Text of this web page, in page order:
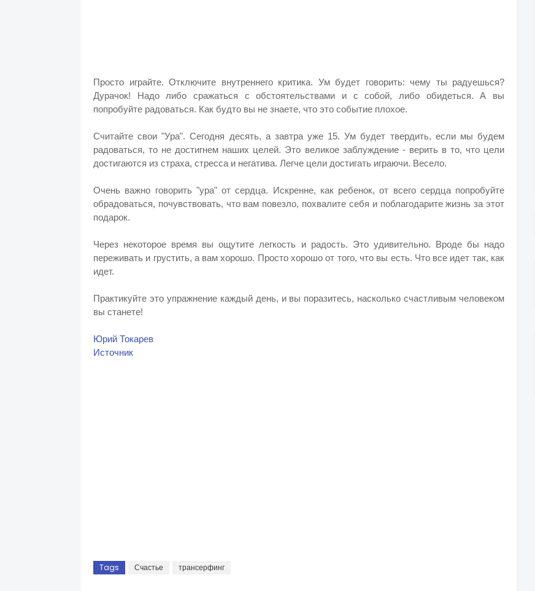
Просто играйте. Отключите внутреннего критика. Ум будет говорить: чему ты радуешься?
Дурачок! Надо либо сражаться с обстоятельствами и с собой, либо обидеться. А вы
попробуйте радоваться. Как будто вы не знаете, что это событие плохое.
Считайте свои "Ура". Сегодня десять, а завтра уже 15. Ум будет твердить, если мы будем
радоваться, то не достигнем наших целей. Это великое заблуждение - верить в то, что цели
достигаются из страха, стресса и негатива. Легче цели достигать играючи. Весело.
Очень важно говорить "ура" от сердца. Искренне, как ребенок, от всего сердца попробуйте
обрадоваться, почувствовать, что вам повезло, похвалите себя и поблагодарите жизнь за этот
подарок.
Через некоторое время вы ощутите легкость и радость. Это удивительно. Вроде бы надо
переживать и грустить, а вам хорошо. Просто хорошо от того, что вы есть. Что все идет так, как
идет.
Практикуйте это упражнение каждый день, и вы поразитесь, насколько счастливым человеком
вы станете!
Юрий Токарев
Источник
Tags Счастье трансерфинг